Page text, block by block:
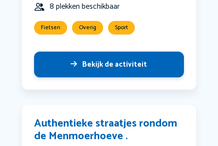
8 plekken beschikbaar
Fietsen Overig Sport
Bekijk de activiteit
Authentieke straatjes rondom
de Menmoerhoeve .